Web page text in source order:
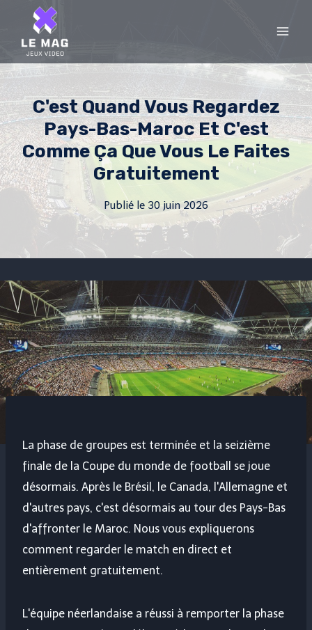
content
C'est Quand Vous Regardez
Pays-Bas-Maroc Et C'est
Comme Ça Que Vous Le Faites
Gratuitement
Publié le 30 juin 2026
La phase de groupes est terminée et la seizième
finale de la Coupe du monde de football se joue
désormais. Après le Brésil, le Canada, l'Allemagne et
d'autres pays, c'est désormais au tour des Pays-Bas
d'affronter le Maroc. Nous vous expliquerons
comment regarder le match en direct et
entièrement gratuitement.
L'équipe néerlandaise a réussi à remporter la phase